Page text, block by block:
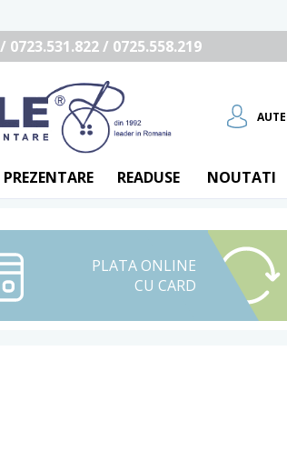
/ 0725.558.219
PREZENTARE READUSE NOUTATI
PLATA ONLINE
CU CARD